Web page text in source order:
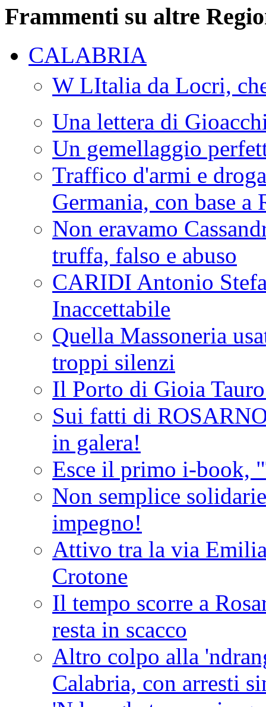
Frammenti su altre
CALABRIA
W LItalia da Locri,
Una lettera di
Un gemellaggio
Traffico d'armi e
Germania, con base a
Non eravamo
truffa, falso e abuso
CARIDI Antonio
Inaccettabile
Quella Massoneria
troppi silenzi
Il Porto di Gioia
Sui fatti di
in galera!
Esce il primo i-book,
Non semplice
impegno!
Attivo tra la via
Crotone
Il tempo scorre a
resta in scacco
Altro colpo alla
Calabria, con arresti